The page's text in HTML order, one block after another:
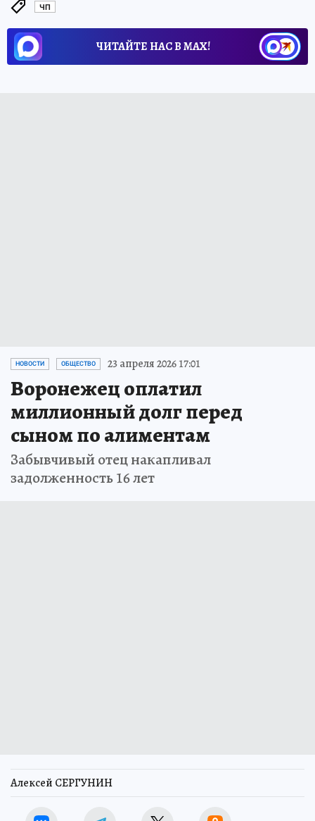
ЧП
ЧИТАЙТЕ НАС В МАХ!
НОВОСТИ ОБЩЕСТВО 23 апреля 2026 17:01
Воронежец оплатил
миллионный долг перед
сыном по алиментам
Забывчивый отец накапливал
задолженность 16 лет
Алексей СЕРГУНИН